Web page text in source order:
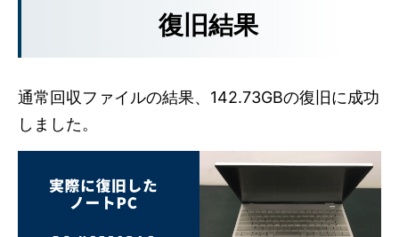
復旧結果
通常回収ファイルの結果、142.73GBの復旧に成功
しました。